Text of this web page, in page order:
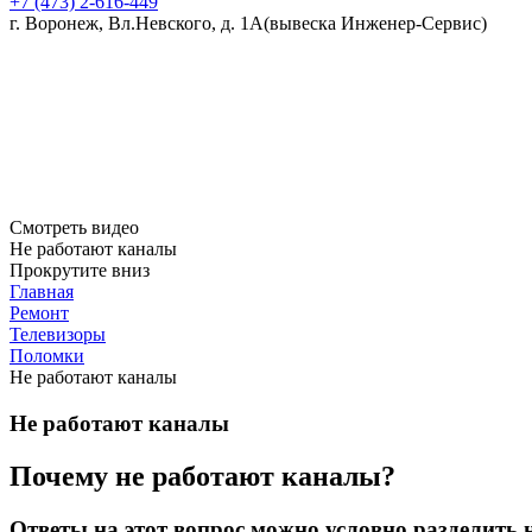
г. Воронеж, Вл.Невского, д. 1А(вывеска Инженер-Сервис)
Смотреть видео
Не работают каналы
Прокрутите вниз
Главная
Ремонт
Телевизоры
Поломки
Не работают каналы
Не работают каналы
Почему не работают каналы?